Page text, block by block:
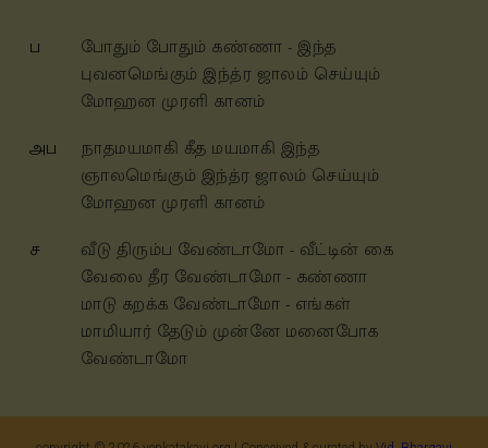
ப
போதும் போதும் கண்ணா - இந்த
புவனமெங்கும் இந்த்ர ஜாலம் செய்யும்
மோஹன முரளி கானம்
அப
நாதமயமாகி கீத மயமாகி இந்த
ஞாலமெங்கும் இந்த்ர ஜாலம் செய்யும்
மோஹன முரளி கானம்
ச
வீடு திரும்ப வேண்டாமோ - வீட்டின் கை
வேலை தீர வேண்டாமோ - கண்ணா
மாடு கறக்க வேண்டாமோ - எங்கள்
மாமியார் தேடும் முன்னே மனைபோக
வேண்டாமோ